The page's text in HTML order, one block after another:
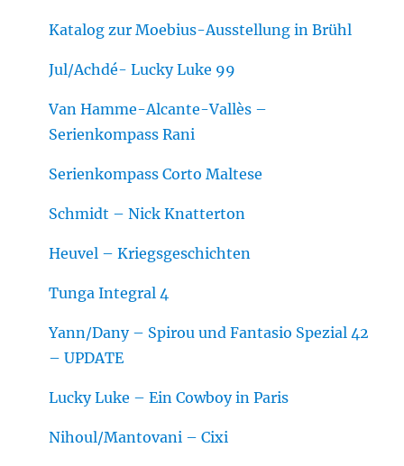
Katalog zur Moebius-Ausstellung in Brühl
Jul/Achdé- Lucky Luke 99
Van Hamme-Alcante-Vallès –
Serienkompass Rani
Serienkompass Corto Maltese
Schmidt – Nick Knatterton
Heuvel – Kriegsgeschichten
Tunga Integral 4
Yann/Dany – Spirou und Fantasio Spezial 42
– UPDATE
Lucky Luke – Ein Cowboy in Paris
Nihoul/Mantovani – Cixi